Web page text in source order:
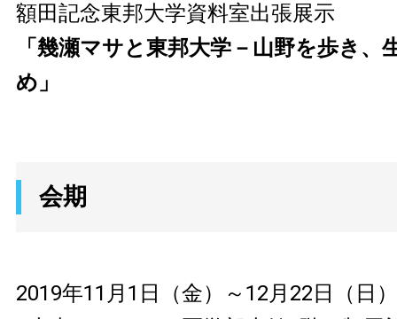
額田記念東邦大学資料室出張展示
「幾瀬マサと東邦大学－山野を歩き、
め」
会期
2019年11月1日（金）～12月22日（日）